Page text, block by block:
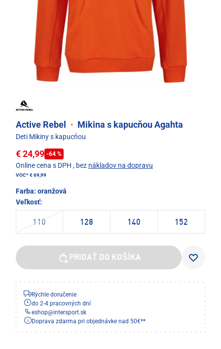
Active Rebel · Mikina s kapucňou Agahta
Deti Mikiny s kapucňou
€ 24,99 -64 %
Online cena s DPH , bez nákladov na dopravu
VOC*€ 69,99
Farba: oranžová
Veľkosť:
110 128 140 152
PRIDAŤ DO KOŠÍKA
Rýchle doručenie
do 2-4 pracovných dní
eshop@intersport.sk
Doprava zdarma pri objednávke nad 50€**